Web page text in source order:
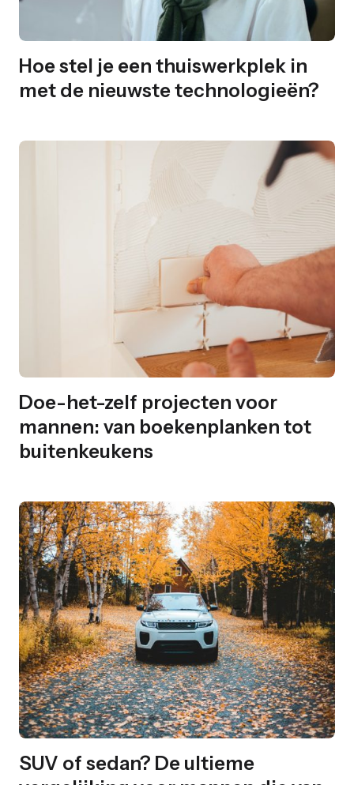
Hoe stel je een thuiswerkplek in
met de nieuwste technologieën?
Doe-het-zelf projecten voor
mannen: van boekenplanken tot
buitenkeukens
SUV of sedan? De ultieme